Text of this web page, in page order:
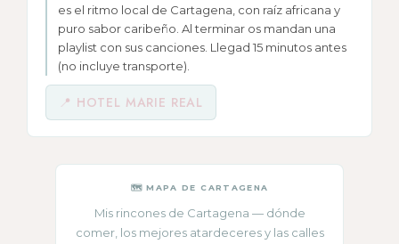
es el ritmo local de Cartagena, con raíz africana y
puro sabor caribeño. Al terminar os mandan una
playlist con sus canciones. Llegad 15 minutos antes
(no incluye transporte).
📍 HOTEL MARIE REAL
🗺 MAPA DE CARTAGENA
Mis rincones de Cartagena — dónde
comer, los mejores atardeceres y las calles